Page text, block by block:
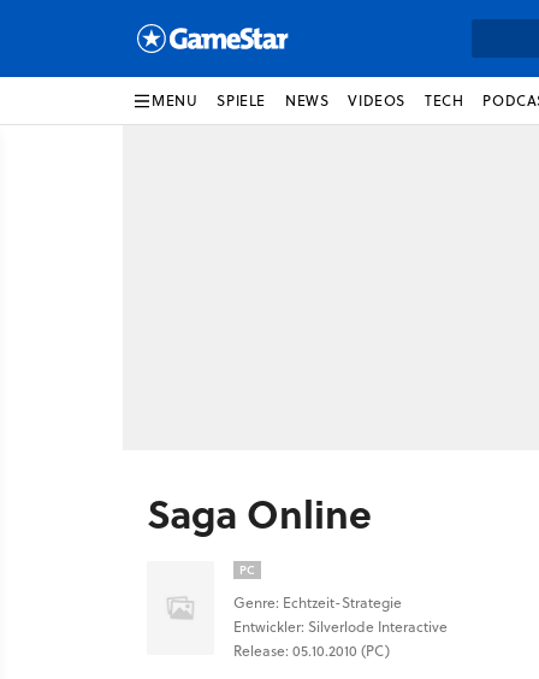
MENU SPIELE NEWS VIDEOS TECH
Saga Online
PC
Genre: Echtzeit-Strategie
Entwickler: Silverlode Interactive
Release: 05.10.2010 (PC)